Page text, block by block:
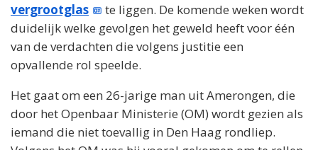
vergrootglas
te liggen. De komende weken wordt
duidelijk welke gevolgen het geweld heeft voor één
van de verdachten die volgens justitie een
opvallende rol speelde.
Het gaat om een 26-jarige man uit Amerongen, die
door het Openbaar Ministerie (OM) wordt gezien als
iemand die niet toevallig in Den Haag rondliep.